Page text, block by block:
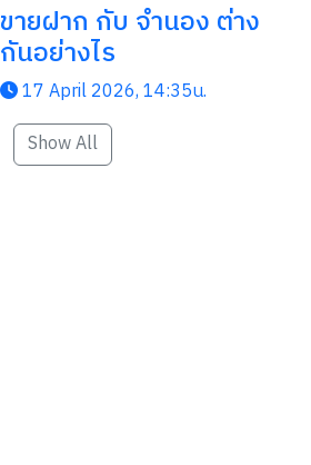
ขายฝาก กับ จำนอง ต่าง
กันอย่างไร
17 April 2026, 14:35น.
Show All